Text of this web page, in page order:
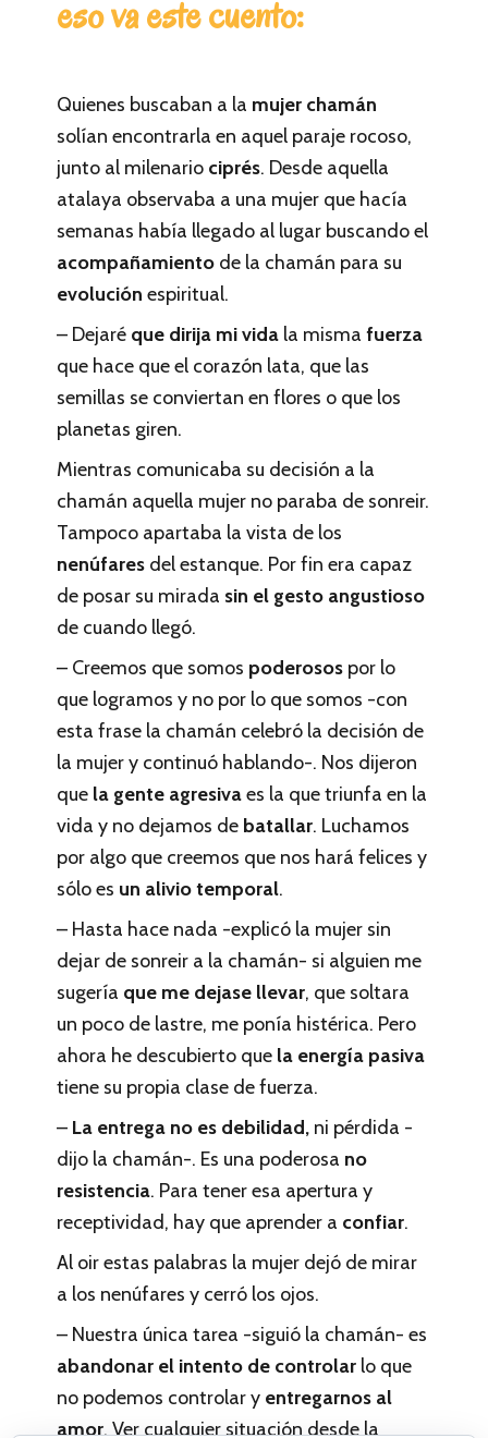
eso va este cuento:
Quienes buscaban a la mujer chamán
solían encontrarla en aquel paraje rocoso,
junto al milenario ciprés. Desde aquella
atalaya observaba a una mujer que hacía
semanas había llegado al lugar buscando el
acompañamiento de la chamán para su
evolución espiritual.
– Dejaré que dirija mi vida la misma fuerza
que hace que el corazón lata, que las
semillas se conviertan en flores o que los
planetas giren.
Mientras comunicaba su decisión a la
chamán aquella mujer no paraba de sonreir.
Tampoco apartaba la vista de los
nenúfares del estanque. Por fin era capaz
de posar su mirada sin el gesto angustioso
de cuando llegó.
– Creemos que somos poderosos por lo
que logramos y no por lo que somos -con
esta frase la chamán celebró la decisión de
la mujer y continuó hablando-. Nos dijeron
que la gente agresivaes la que triunfa en la
vida y no dejamos de batallar. Luchamos
por algo que creemos que nos hará felices y
sólo es un alivio temporal.
– Hasta hace nada -explicó la mujer sin
dejar de sonreir a la chamán- si alguien me
sugería que me dejase llevar, que soltara
un poco de lastre, me ponía histérica. Pero
ahora he descubierto que la energía pasiva
tiene su propia clase de fuerza.
– La entrega no es debilidad, ni pérdida -
dijo la chamán-. Es una poderosa no
resistencia. Para tener esa apertura y
receptividad, hay que aprender a confiar.
Al oir estas palabras la mujer dejó de mirar
a los nenúfares y cerró los ojos.
– Nuestra única tarea -siguió la chamán- es
abandonar el intento de controlar lo que
no podemos controlar y entregarnos al
amor. Ver cualquier situación desde la